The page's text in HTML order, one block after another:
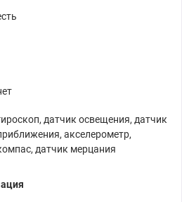
датчик освещения, датчик
акселерометр,
датчик мерцания